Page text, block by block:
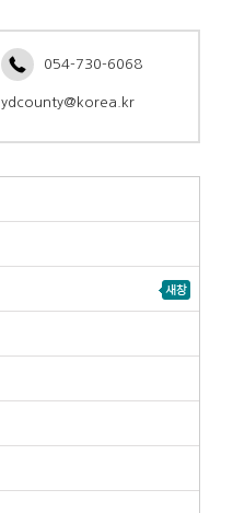
054-730-6068
ydcounty@korea.kr